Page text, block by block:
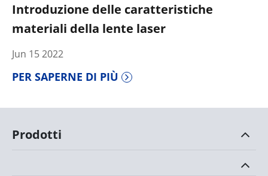
Introduzione delle caratteristiche
materiali della lente laser
Jun 15 2022
PER SAPERNE DI PIÙ
Prodotti